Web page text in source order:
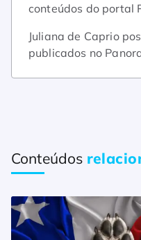
conteúdos do portal
Juliana de Caprio
publicados no
Conteúdos